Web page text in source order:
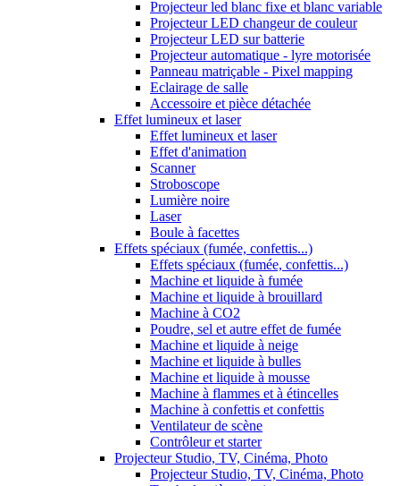
Projecteur led blanc fixe et blanc variable
Projecteur LED changeur de couleur
Projecteur LED sur batterie
Projecteur automatique - lyre motorisée
Panneau matriçable - Pixel mapping
Eclairage de salle
Accessoire et pièce détachée
Effet lumineux et laser
Effet lumineux et laser
Effet d'animation
Scanner
Stroboscope
Lumière noire
Laser
Boule à facettes
Effets spéciaux (fumée, confettis...)
Effets spéciaux (fumée, confettis...)
Machine et liquide à fumée
Machine et liquide à brouillard
Machine à CO2
Poudre, sel et autre effet de fumée
Machine et liquide à neige
Machine et liquide à bulles
Machine et liquide à mousse
Machine à flammes et à étincelles
Machine à confettis et confettis
Ventilateur de scène
Contrôleur et starter
Projecteur Studio, TV, Cinéma, Photo
Projecteur Studio, TV, Cinéma, Photo